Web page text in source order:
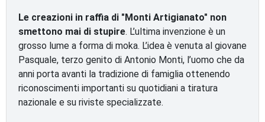
Le creazioni in raffia di "Monti Artigianato" non
smettono mai di stupire. L’ultima invenzione è un
grosso lume a forma di moka. L’idea è venuta al giovane
Pasquale, terzo genito di Antonio Monti, l’uomo che da
anni porta avanti la tradizione di famiglia ottenendo
riconoscimenti importanti su quotidiani a tiratura
nazionale e su riviste specializzate.